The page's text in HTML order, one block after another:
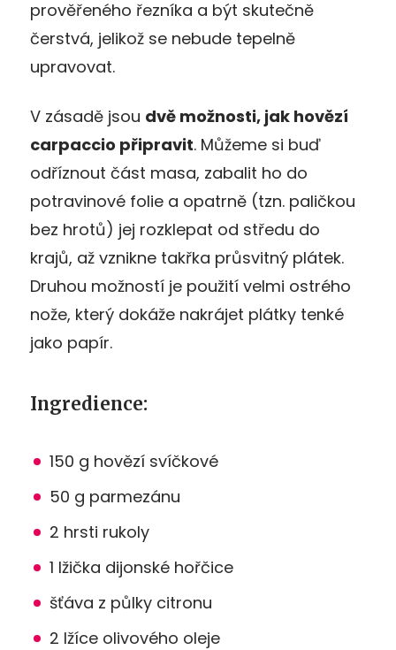
prověřeného řezníka a být skutečně
čerstvá, jelikož se nebude tepelně
upravovat.
V zásadě jsou dvě možnosti, jak hovězí
carpaccio připravit. Můžeme si buď
odříznout část masa, zabalit ho do
potravinové folie a opatrně (tzn. paličkou
bez hrotů) jej rozklepat od středu do
krajů, až vznikne takřka průsvitný plátek.
Druhou možností je použití velmi ostrého
nože, který dokáže nakrájet plátky tenké
jako papír.
Ingredience:
150 g hovězí svíčkové
50 g parmezánu
2 hrsti rukoly
1 lžička dijonské hořčice
šťáva z půlky citronu
2 lžíce olivového oleje